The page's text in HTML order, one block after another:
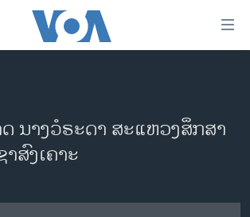
າທີບໍດີ ສະຫະລັດ 2024
ນາງວໍຣະດາ ສະແຫວງສຶກສາ
ສົງເຄາະ